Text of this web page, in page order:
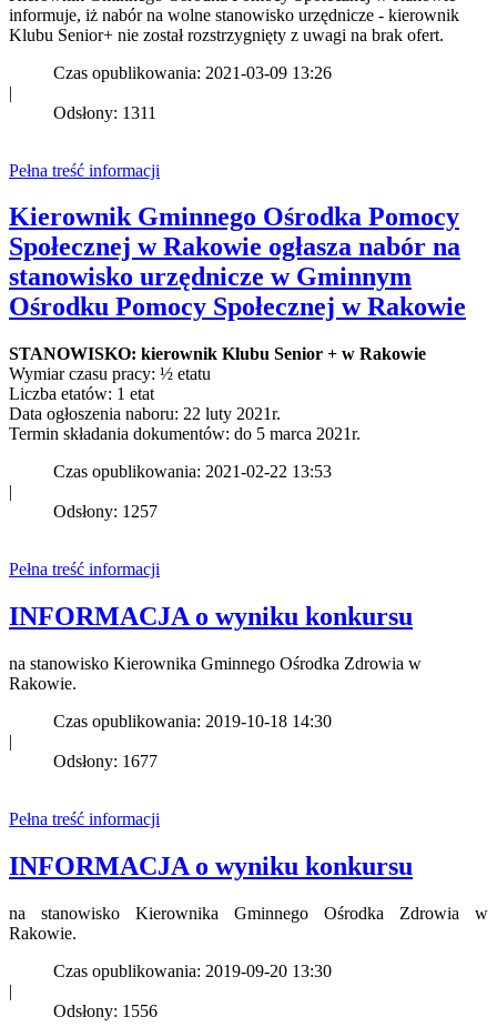
informuje, iż nabór na wolne stanowisko urzędnicze - kierownik
Klubu Senior+ nie został rozstrzygnięty z uwagi na brak ofert.
Czas opublikowania: 2021-03-09 13:26
|
Odsłony: 1311
Pełna treść informacji
Kierownik Gminnego Ośrodka Pomocy
Społecznej w Rakowie ogłasza nabór na
stanowisko urzędnicze w Gminnym
Ośrodku Pomocy Społecznej w Rakowie
STANOWISKO: kierownik Klubu Senior + w Rakowie
Wymiar czasu pracy: ½ etatu
Liczba etatów: 1 etat
Data ogłoszenia naboru: 22 luty 2021r.
Termin składania dokumentów: do 5 marca 2021r.
Czas opublikowania: 2021-02-22 13:53
|
Odsłony: 1257
Pełna treść informacji
INFORMACJA o wyniku konkursu
na stanowisko Kierownika Gminnego Ośrodka Zdrowia w
Rakowie.
Czas opublikowania: 2019-10-18 14:30
|
Odsłony: 1677
Pełna treść informacji
INFORMACJA o wyniku konkursu
na stanowisko Kierownika Gminnego Ośrodka Zdrowia w
Rakowie.
Czas opublikowania: 2019-09-20 13:30
|
Odsłony: 1556